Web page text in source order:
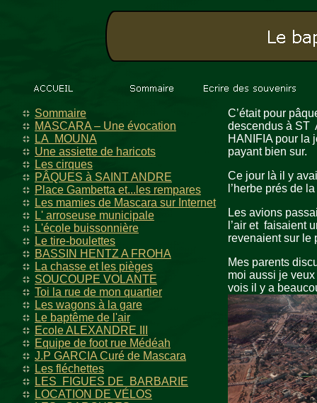
Sommaire
MASCARA – Une évocation
LA MOUNA
Une assiette de haricots
Les cirques
PÂQUES à SAINT ANDRE
Place Gambetta et...les rempares
Les mamies de Mascara sur Internet
L' arroseuse municipale
L'école buissonnière
Le tire-boulettes
BASSIN HENTZ A FROHA
La chasse et les pièges
SOUCOUPE VOLANTE
Toi la rue de mon quartier
Les wagons à la gare
Le baptême de l'air
Ecole ALEXANDRE III
Equipe de foot rue Médéah
J.P GARCIA Curé de Mascara
Les fléchettes
LES FIGUES DE BARBARIE
LOCATION DE VÉLOS
C’était pour
descendus à ST
HANIFIA pour la
payant bien sur.
Ce jour là il y
l’herbe prés de
Les avions
l’air et faisaient
revenaient sur le
Mes parents
moi aussi je
vois il y a